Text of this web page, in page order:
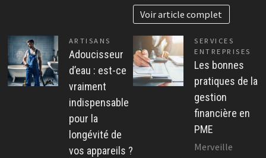
Voir article complet
ARTISANS
Adoucisseur
d’eau : est-ce
vraiment
indispensable
pour la
longévité de
vos appareils ?
SERVICES
ENTREPRISES
Les bonnes
pratiques de la
gestion
financière en
PME
Merveille